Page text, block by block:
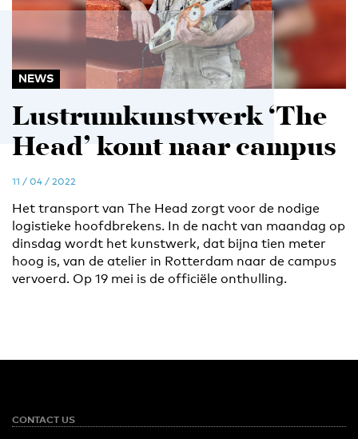
NEWS
Lustrumkunstwerk ‘The
Head’ komt naar campus
11 / 04 / 2022
Het transport van The Head zorgt voor de nodige
logistieke hoofdbrekens. In de nacht van maandag op
dinsdag wordt het kunstwerk, dat bijna tien meter
hoog is, van de atelier in Rotterdam naar de campus
vervoerd. Op 19 mei is de officiële onthulling.
CONTACT US